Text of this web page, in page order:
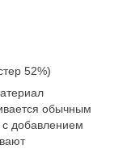
52%)
обычным
добавлением